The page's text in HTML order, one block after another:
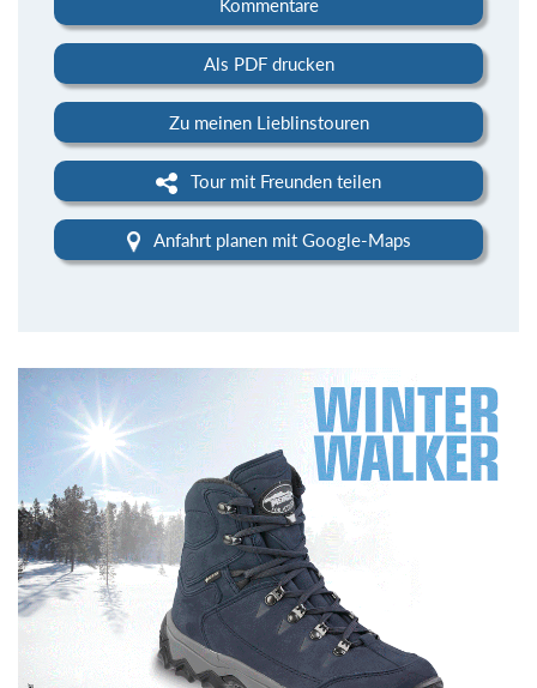
Kommentare
Als PDF drucken
Zu meinen Lieblinstouren
Tour mit Freunden teilen
Anfahrt planen mit Google-Maps